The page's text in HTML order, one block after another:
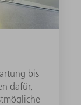
bis
dafür,